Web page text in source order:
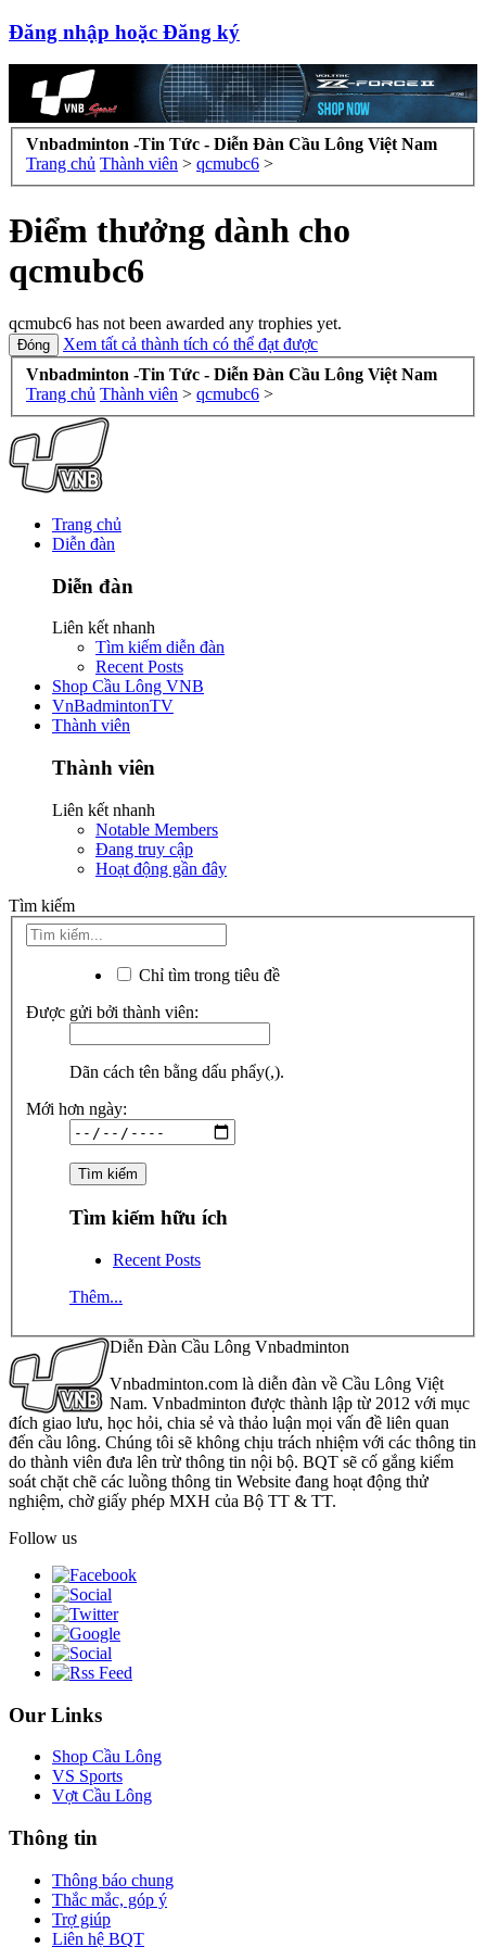
Đăng nhập hoặc Đăng ký
Vnbadminton -Tin Tức - Diễn Đàn Cầu Lông Việt Nam
Trang chủ Thành viên > qcmubc6 >
Điểm thưởng dành cho
qcmubc6
qcmubc6 has not been awarded any trophies yet.
Xem tất cả thành tích có thể đạt được
Vnbadminton -Tin Tức - Diễn Đàn Cầu Lông Việt Nam
Trang chủ Thành viên > qcmubc6 >
Trang chủ
Diễn đàn
Diễn đàn
Liên kết nhanh
Tìm kiếm diễn đàn
Recent Posts
Shop Cầu Lông VNB
VnBadmintonTV
Thành viên
Thành viên
Liên kết nhanh
Notable Members
Đang truy cập
Hoạt động gần đây
Tìm kiếm
Chỉ tìm trong tiêu đề
Được gửi bởi thành viên:
Dãn cách tên bằng dấu phẩy(,).
Mới hơn ngày:
Tìm kiếm hữu ích
Recent Posts
Thêm...
Diễn Đàn Cầu Lông Vnbadminton
Vnbadminton.com là diễn đàn về Cầu Lông Việt
Nam. Vnbadminton được thành lập từ 2012 với mục
đích giao lưu, học hỏi, chia sẻ và thảo luận mọi vấn đề liên quan
đến cầu lông. Chúng tôi sẽ không chịu trách nhiệm với các thông tin
do thành viên đưa lên trừ thông tin nội bộ. BQT sẽ cố gắng kiểm
soát chặt chẽ các luồng thông tin Website đang hoạt động thử
nghiệm, chờ giấy phép MXH của Bộ TT & TT.
Follow us
Our Links
Shop Cầu Lông
VS Sports
Vợt Cầu Lông
Thông tin
Thông báo chung
Thắc mắc, góp ý
Trợ giúp
Liên hệ BQT